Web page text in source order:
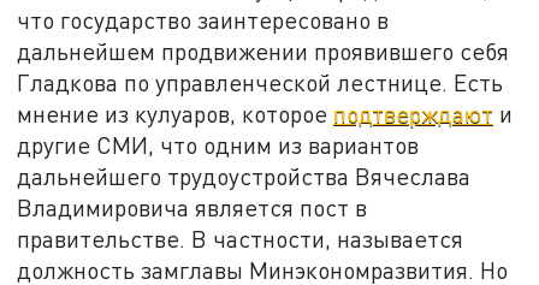
что государство заинтересовано в
дальнейшем продвижении проявившего себя
Гладкова по управленческой лестнице. Есть
мнение из кулуаров, которое подтверждают и
другие СМИ, что одним из вариантов
дальнейшего трудоустройства Вячеслава
Владимировича является пост в
правительстве. В частности, называется
должность замглавы Минэкономразвития. Но